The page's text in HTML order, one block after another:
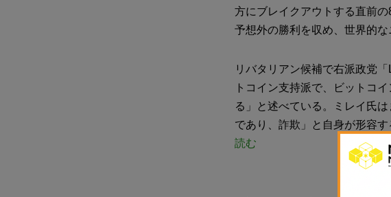
方にブレイクアウトする直前
予想外の勝利を収め、世界的な
リバタリアン候補で右派政党
トコイン支持派で、ビットコ
る」と述べている。ミレイ氏
であり、詐欺」と自身が形容
読む